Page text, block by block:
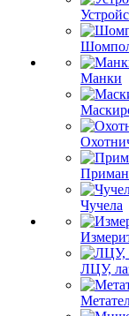
Манки
Чучела
ЛЦУ,